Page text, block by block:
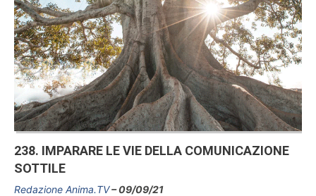
238. IMPARARE LE VIE DELLA COMUNICAZIONE
SOTTILE
Redazione Anima.TV 09/09/21